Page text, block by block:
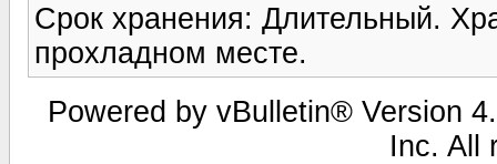
Срок хранения: Длительный.
прохладном месте.
Powered by vBulletin® Version
Inc. All